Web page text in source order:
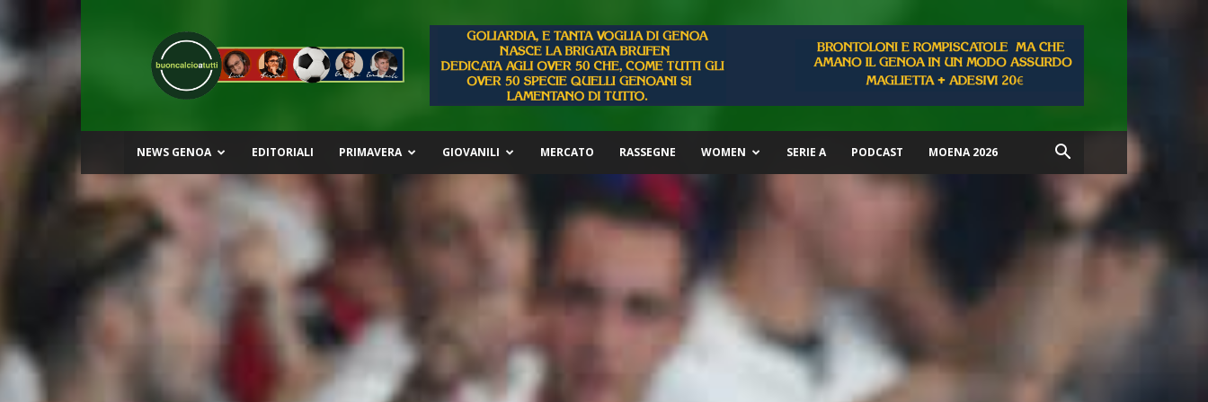
Buon
Calcio
a
Tutti
NEWS GENOA EDITORIALI PRIMAVERA GIOVANILI MERCATO RASSEGNE WOMEN SERIE A PODCAST MOENA 2026